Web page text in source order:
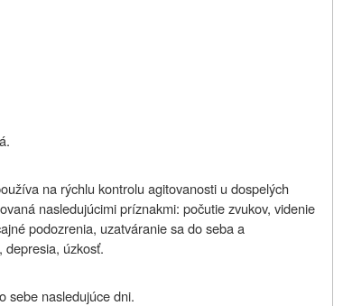
na rýchlu kontrolu agitovanosti u dospelých
nasledujúcimi príznakmi: počutie zvukov, videnie
podozrenia, uzatváranie sa do seba a
, depresia, úzkosť.
sebe nasledujúce dni.